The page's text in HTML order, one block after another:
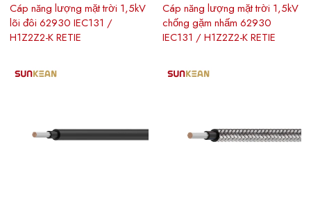
Cáp năng lượng mặt trời 1,5kV
lõi đôi 62930 IEC131 /
H1Z2Z2-K RETIE
Cáp năng lượng mặt trời 1,5kV
chống gặm nhấm 62930
IEC131 / H1Z2Z2-K RETIE